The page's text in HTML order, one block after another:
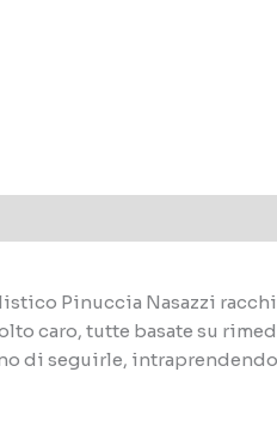
Pinuccia Nasazzi
caro, tutte basate su
di seguirle,